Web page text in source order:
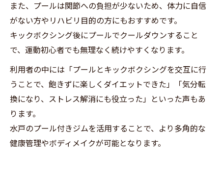
また、プールは関節への負担が少ないため、体力に自信
がない方やリハビリ目的の方にもおすすめです。
キックボクシング後にプールでクールダウンすること
で、運動初心者でも無理なく続けやすくなります。
利用者の中には「プールとキックボクシングを交互に行
うことで、飽きずに楽しくダイエットできた」「気分転
換になり、ストレス解消にも役立った」といった声もあ
ります。
水戸のプール付きジムを活用することで、より多角的な
健康管理やボディメイクが可能となります。